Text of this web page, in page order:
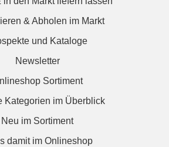
& Abholen im Markt
und Kataloge
Newsletter
Sortiment
Kategorien im Überblick
Neu im Sortiment
damit im Onlineshop